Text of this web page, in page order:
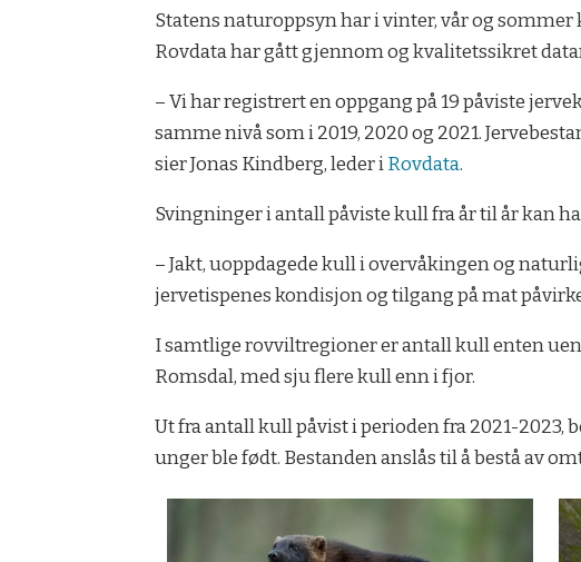
Statens naturoppsyn har i vinter, vår og
Rovdata har gått gjennom og kvalitetssikret
– Vi har registrert en oppgang på 19 påviste
samme nivå som i 2019, 2020 og 2021.
sier Jonas Kindberg, leder iRovdata.
Svingninger i antall påviste kull fra år til år kan
– Jakt, uoppdagede kull i overvåkingen og
jervetispenes kondisjon og tilgang på mat
I samtlige rovviltregioner er antall kull enten
Romsdal, med sju flere kull enn i fjor.
Ut fra antall kull påvist i perioden fra 2021-2023,
unger ble født. Bestanden anslås til å bestå av